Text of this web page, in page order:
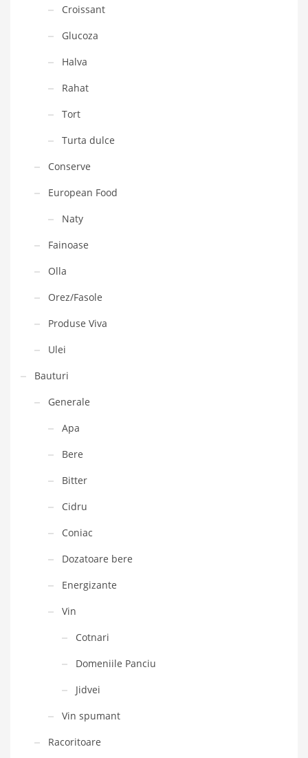
Croissant
Glucoza
Halva
Rahat
Tort
Turta dulce
Conserve
European Food
Naty
Fainoase
Olla
Orez/Fasole
Produse Viva
Ulei
Bauturi
Generale
Apa
Bere
Bitter
Cidru
Coniac
Dozatoare bere
Energizante
Vin
Cotnari
Domeniile Panciu
Jidvei
Vin spumant
Racoritoare